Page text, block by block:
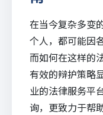
在当今复杂多变
个人，都可能因
而如何在这样的
有效的辩护策略
业的法律服务平
询，更致力于帮